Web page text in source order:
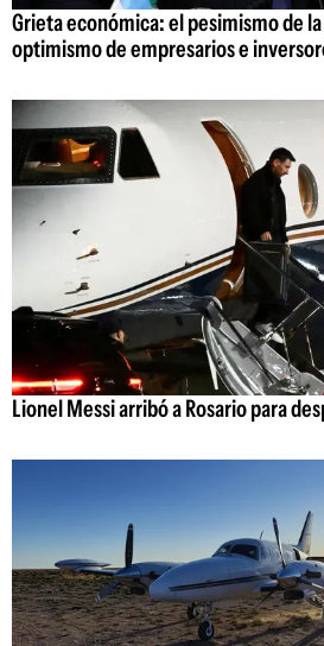
Grieta económica: el pesimismo de
optimismo de empresarios e
Lionel Messi arribó a Rosario para